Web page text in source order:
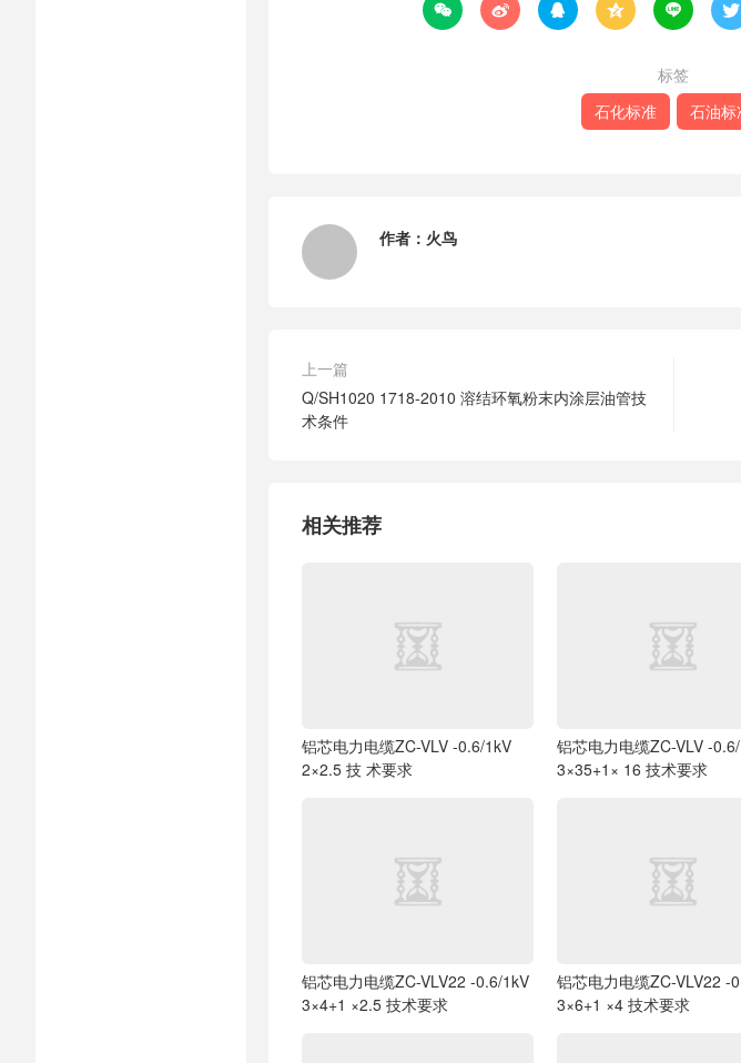
     
标签
石化标准
石油标
作者： 火鸟
上一篇
Q/SH1020 1718-2010 溶结环氧粉末内涂层油管技
术条件
相关推荐
铝芯电力电缆ZC-VLV -0.6/1kV
2×2.5 技 术要求
铝芯电力电缆ZC-VLV -
3×35+1× 16 技术要求
铝芯电力电缆ZC-VLV22 -0.6/1kV
3×4+1 ×2.5 技术要求
铝芯电力电缆ZC-VLV22 -
3×6+1 ×4 技术要求